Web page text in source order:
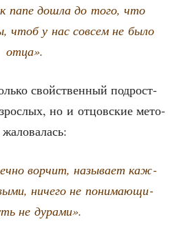
папе дошла до того, что
чтоб у нас совсем не было
отца».
свой­ствен­ный под­рост­
но и отцов­ские мето­
вор­чит, назы­ва­ет каж­
ниче­го не пони­ма­ю­щи­
не дурами».